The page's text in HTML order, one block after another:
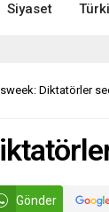
Siyaset
Diktatörler
Gönder